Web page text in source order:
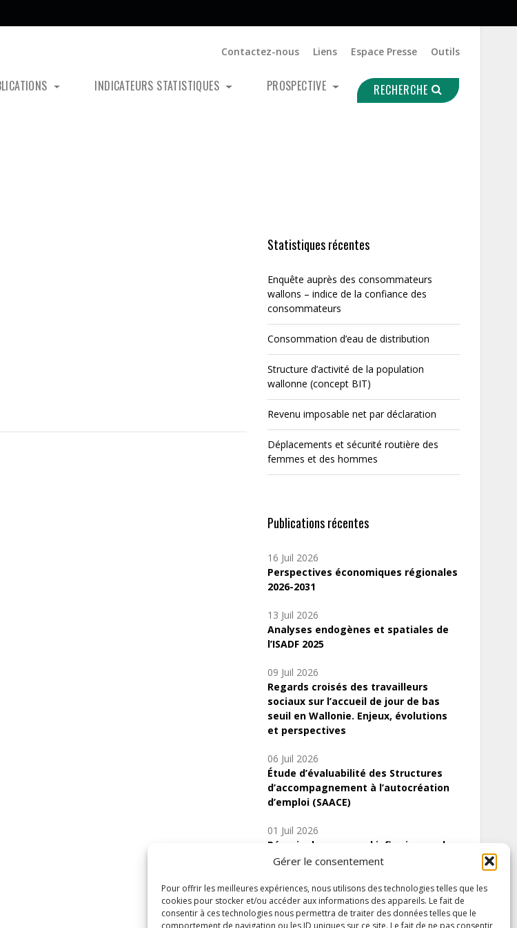
Gérer le consentement
Pour offrir les meilleures expériences, nous utilisons des technologies telles que les
cookies pour stocker et/ou accéder aux informations des appareils. Le fait de
consentir à ces technologies nous permettra de traiter des données telles que le
comportement de navigation ou les ID uniques sur ce site. Le fait de ne pas consentir
Contactez-nous Liens Espace Presse Outils
INDICATEURS STATISTIQUES PROSPECTIVE RECHERCHE
Statistiques récentes
Enquête auprès des consommateurs
wallons – indice de la confiance des
consommateurs
Consommation d’eau de distribution
Structure d’activité de la population
wallonne (concept BIT)
Revenu imposable net par déclaration
Déplacements et sécurité routière des
femmes et des hommes
Publications récentes
16 Juil 2026
Perspectives économiques régionales
2026-2031
13 Juil 2026
Analyses endogènes et spatiales de
l’ISADF 2025
09 Juil 2026
Regards croisés des travailleurs
sociaux sur l’accueil de jour de bas
seuil en Wallonie. Enjeux, évolutions
et perspectives
06 Juil 2026
Étude d’évaluabilité des Structures
d’accompagnement à l’autocréation
d’emploi (SAACE)
01 Juil 2026
Pénurie du personnel infirmier :quels
indicateurs d’offre de soins pour